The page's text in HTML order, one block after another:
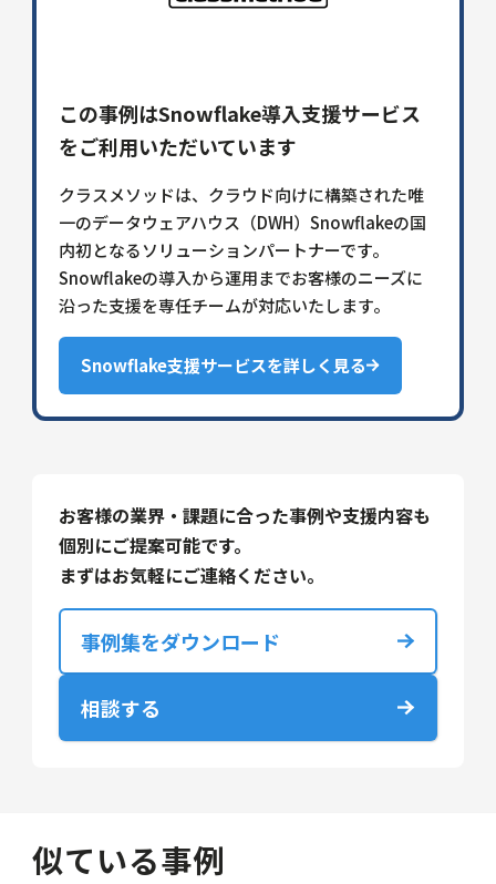
この事例はSnowflake導入支援サービス
をご利用いただいています
クラスメソッドは、クラウド向けに構築された唯
一のデータウェアハウス（DWH）Snowflakeの国
内初となるソリューションパートナーです。
Snowflakeの導入から運用までお客様のニーズに
沿った支援を専任チームが対応いたします。
Snowflake支援サービスを詳しく見る
お客様の業界・課題に合った事例や支援内容も
個別にご提案可能です。
まずはお気軽にご連絡ください。
事例集をダウンロード
相談する
似ている事例